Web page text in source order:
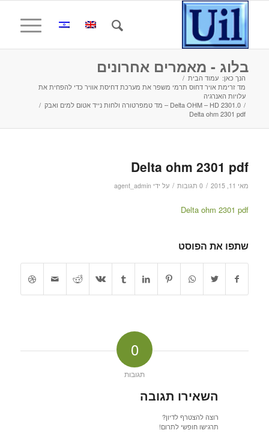
בלוג - מאמרים אחרונים
הנך כאן: עמוד הבית /
מד זרימת אויר דחוס תרמי משפר את מערכת דחיסת אוויר כדי להפחית את
עלויות האנרגיה
/ Delta OHM – HD 2301.0 – מד טמפרטורה ולחות נייד אטום למים ואבק
/
Delta ohm 2301 pdf
Delta ohm 2301 pdf
מאי 11, 2015 / 0 תגובות / על ידי agent_admin
Delta ohm 2301 pdf
שתפו את הפוסט
0
תגובות
השאירו תגובה
רוצה להצטרף לדיון?
תרגישו חופשי לתרום!